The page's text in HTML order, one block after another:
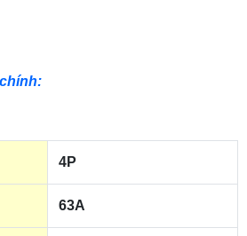
4P
63A